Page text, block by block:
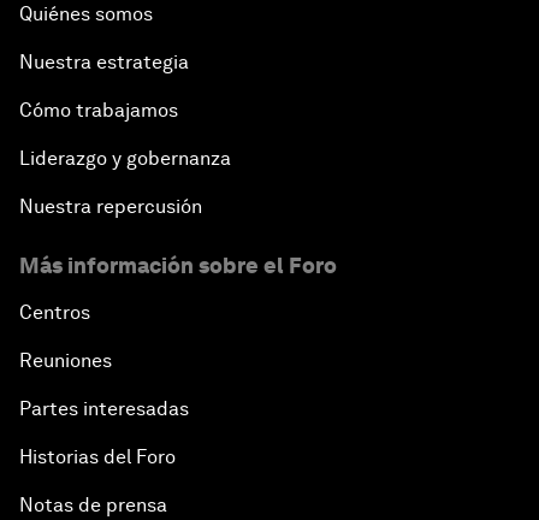
Quiénes somos
Nuestra estrategia
Cómo trabajamos
Liderazgo y gobernanza
Nuestra repercusión
Más información sobre el Foro
Centros
Reuniones
Partes interesadas
Historias del Foro
Notas de prensa